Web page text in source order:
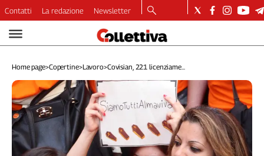
Video
Dirette
Longform
Copertine
Economia
Lavoro
Ambiente
Contatti La redazione Newsletter
Home page>Copertine>Lavoro>Covisian, 221 licenziame...